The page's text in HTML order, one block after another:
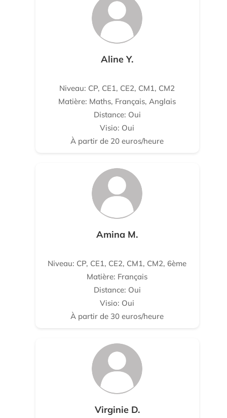
Aline Y.
Niveau: CP, CE1, CE2, CM1, CM2
Matière: Maths, Français, Anglais
Distance: Oui
Visio: Oui
À partir de 20 euros/heure
Amina M.
Niveau: CP, CE1, CE2, CM1, CM2, 6ème
Matière: Français
Distance: Oui
Visio: Oui
À partir de 30 euros/heure
Virginie D.